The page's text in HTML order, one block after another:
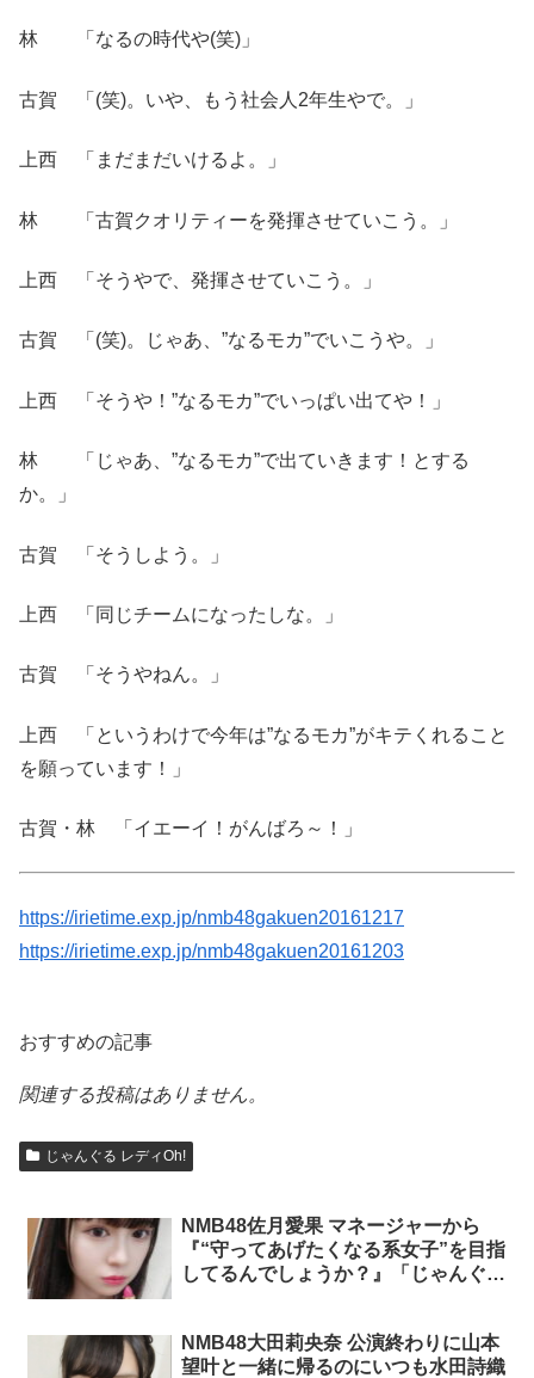
林 「なるの時代や(笑)」
古賀 「(笑)。いや、もう社会人2年生やで。」
上西 「まだまだいけるよ。」
林 「古賀クオリティーを発揮させていこう。」
上西 「そうやで、発揮させていこう。」
古賀 「(笑)。じゃあ、”なるモカ”でいこうや。」
上西 「そうや！”なるモカ”でいっぱい出てや！」
林 「じゃあ、”なるモカ”で出ていきます！とする
か。」
古賀 「そうしよう。」
上西 「同じチームになったしな。」
古賀 「そうやねん。」
上西 「というわけで今年は”なるモカ”がキテくれること
を願っています！」
古賀・林 「イエーイ！がんばろ～！」
https://irietime.exp.jp/nmb48gakuen20161217
https://irietime.exp.jp/nmb48gakuen20161203
おすすめの記事
関連する投稿はありません。
じゃんぐる レディOh!
NMB48佐月愛果 マネージャーから
『“守ってあげたくなる系女子”を目指
してるんでしょうか？』「じゃんぐる
NMB48大田莉央奈 公演終わりに山本
望叶と一緒に帰るのにいつも水田詩織